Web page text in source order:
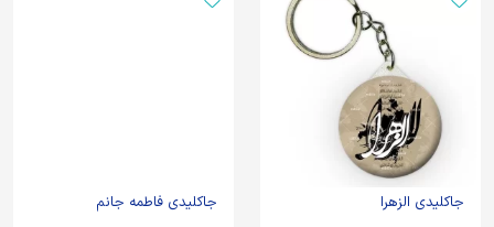
جاکلیدی الزهرا جاکلیدی فاطمه جانم